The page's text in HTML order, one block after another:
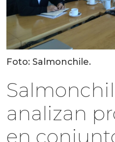
Foto: Salmonchile.
analizan
en